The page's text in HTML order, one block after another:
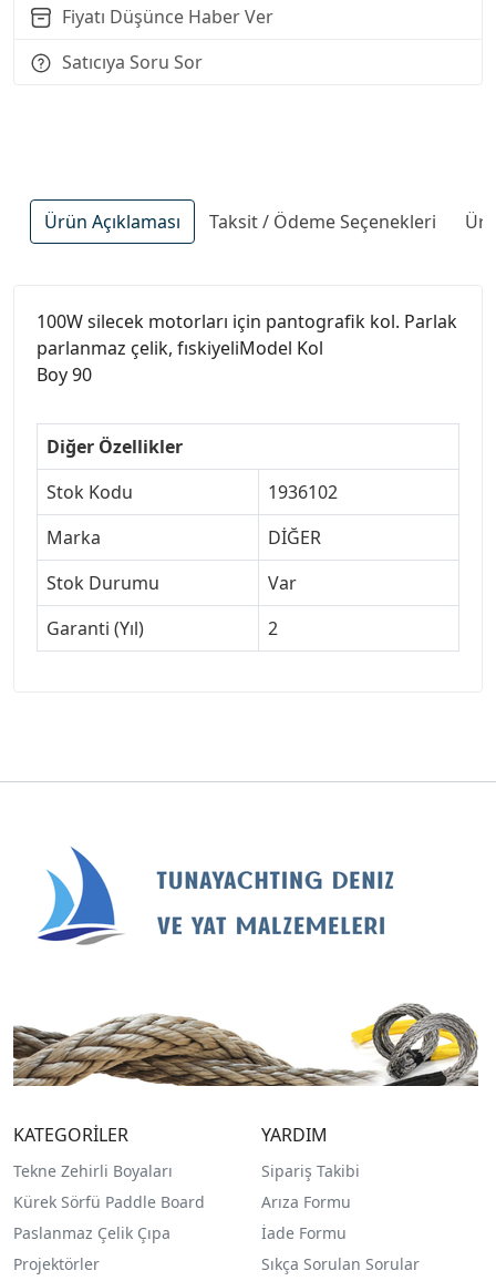
Fiyatı Düşünce Haber Ver
Satıcıya Soru Sor
Ürün Açıklaması Taksit / Ödeme Seçenekleri
100W silecek motorları için pantografik kol. Parlak
parlanmaz çelik, fıskiyeliModel Kol
Boy 90
Diğer Özellikler
Stok Kodu
1936102
Marka
DİĞER
Stok Durumu
Var
Garanti (Yıl)
2
KATEGORİLER
Tekne Zehirli Boyaları
Kürek Sörfü Paddle Board
Paslanmaz Çelik Çıpa
Projektörler
YARDIM
Sipariş Takibi
Arıza Formu
İade Formu
Sıkça Sorulan Sorular